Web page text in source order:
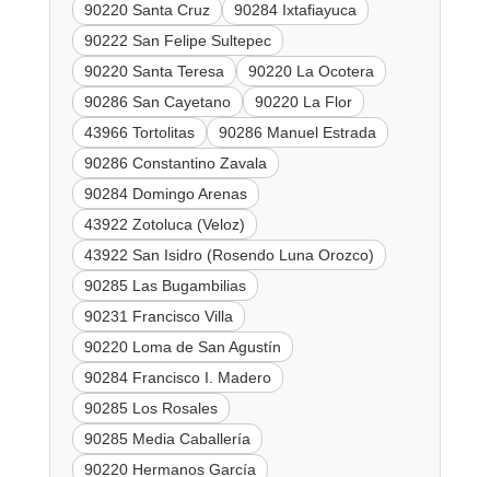
90220 Santa Cruz
90284 Ixtafiayuca
90222 San Felipe Sultepec
90220 Santa Teresa
90220 La Ocotera
90286 San Cayetano
90220 La Flor
43966 Tortolitas
90286 Manuel Estrada
90286 Constantino Zavala
90284 Domingo Arenas
43922 Zotoluca (Veloz)
43922 San Isidro (Rosendo Luna Orozco)
90285 Las Bugambilias
90231 Francisco Villa
90220 Loma de San Agustín
90284 Francisco I. Madero
90285 Los Rosales
90285 Media Caballería
90220 Hermanos García